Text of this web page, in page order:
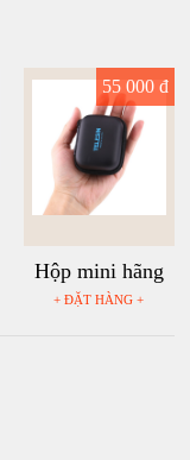
Hộp mini hãng
TELESIN đựng
+ ĐẶT HÀNG +
55 000 đ